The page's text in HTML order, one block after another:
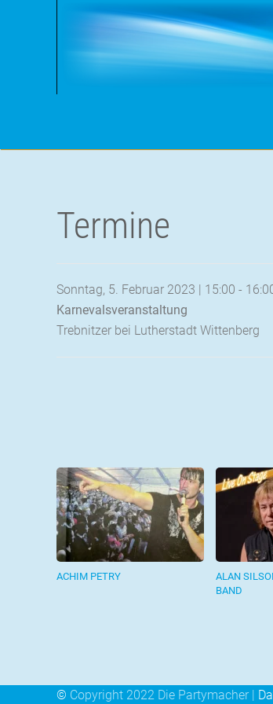
Termine
Sonntag, 5. Februar 2023 | 15:00 -
Karnevalsveranstaltung
Trebnitzer bei Lutherstadt Wittenberg
ACHIM PETRY
ALAN
BAND
© Copyright 2022 Die Partymacher |